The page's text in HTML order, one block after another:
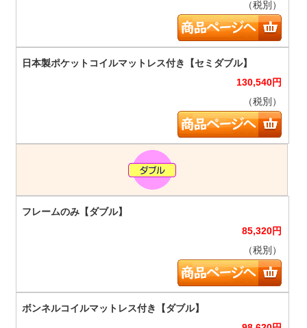
（税別）
130,540円
（税別）
85,320円
（税別）